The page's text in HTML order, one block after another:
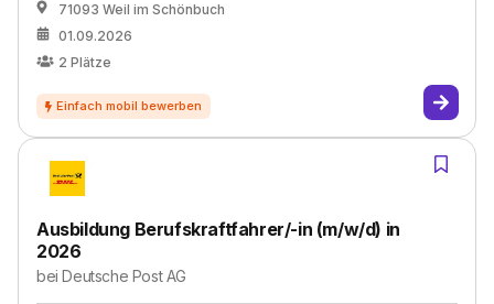
71093 Weil im Schönbuch
01.09.2026
2 Plätze
Ausbildung Berufskraftfahrer/-in (m/w/d) in
2026
beiDeutsche Post AG